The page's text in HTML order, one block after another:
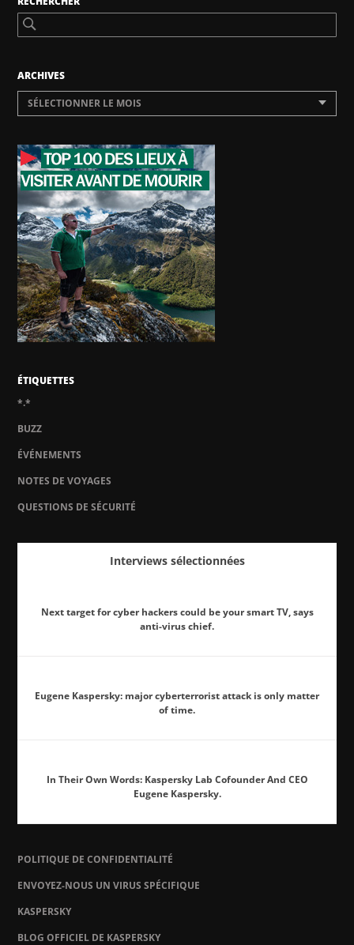
ARCHIVES
SÉLECTIONNER LE MOIS
ÉTIQUETTES
*.*
BUZZ
ÉVÉNEMENTS
NOTES DE VOYAGES
QUESTIONS DE SÉCURITÉ
Interviews sélectionnées
Next target for cyber hackers could be your smart TV, says
anti-virus chief.
Eugene Kaspersky: major cyberterrorist attack is only matter
of time.
In Their Own Words: Kaspersky Lab Cofounder And CEO
Eugene Kaspersky.
POLITIQUE DE CONFIDENTIALITÉ
ENVOYEZ-NOUS UN VIRUS SPÉCIFIQUE
KASPERSKY
BLOG OFFICIEL DE KASPERSKY